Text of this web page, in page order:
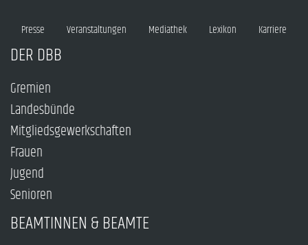
Presse Veranstaltungen Mediathek Lexikon Karriere
DER DBB
Gremien
Landesbünde
Mitgliedsgewerkschaften
Frauen
Jugend
Senioren
BEAMTINNEN & BEAMTE